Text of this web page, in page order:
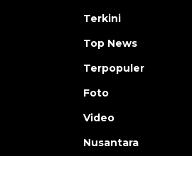
Terkini
Top News
Terpopuler
Foto
Video
Nusantara